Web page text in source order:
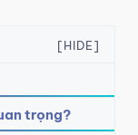
[HIDE]
trọng?